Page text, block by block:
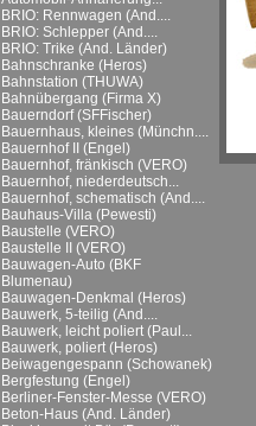
BRIO: Rennwagen (And....
BRIO: Schlepper (And....
BRIO: Trike (And. Länder)
Bahnschranke (Heros)
Bahnstation (THUWA)
Bahnübergang (Firma X)
Bauerndorf (SFFischer)
Bauernhaus, kleines (Münchn....
Bauernhof II (Engel)
Bauernhof, fränkisch (VERO)
Bauernhof, niederdeutsch...
Bauernhof, schematisch (And....
Bauhaus-Villa (Pewesti)
Baustelle (VERO)
Baustelle II (VERO)
Bauwagen-Auto (BKF
Blumenau)
Bauwagen-Denkmal (Heros)
Bauwerk, 5-teilig (And....
Bauwerk, leicht poliert (Paul...
Bauwerk, poliert (Heros)
Beiwagengespann (Schowanek)
Bergfestung (Engel)
Berliner-Fenster-Messe (VERO)
Beton-Haus (And. Länder)